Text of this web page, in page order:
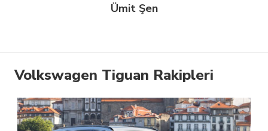
Ümit Şen
Volkswagen Tiguan Rakipleri